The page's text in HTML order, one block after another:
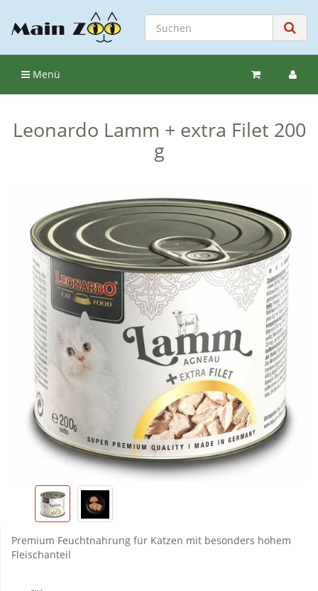
Menü
Leonardo Lamm + extra Filet 200
g
Premium Feuchtnahrung für Katzen mit besonders hohem
Fleischanteil